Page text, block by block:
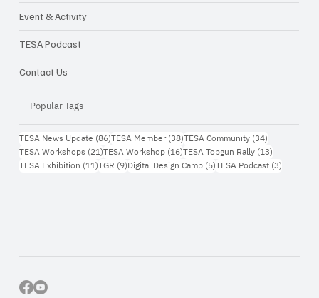
Event & Activity
TESA Podcast
Contact Us
Popular Tags
TESA News Update (86)86 กระทู้
TESA Member (38)38 กระทู้
TESA Community (34)34 กระทู้
TESA Workshops (21)21 กระทู้
TESA Workshop (16)16 กระทู้
TESA Topgun Rally (13)13 กระทู้
TESA Exhibition (11)11 กระทู้
TGR (9)9 กระทู้
Digital Design Camp (5)5 กระทู้
TESA Podcast (3)3 กระทู้